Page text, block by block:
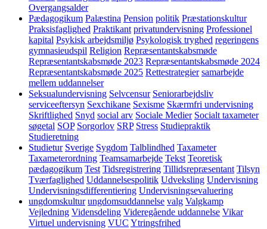
Overgangsalder
Pædagogikum Palæstina Pension politik Præstationskultur
Praksisfaglighed Praktikant privatundervisning Professionel
kapital Psykisk arbejdsmiljø Psykologisk tryghed regeringens
gymnasieudspil Religion Repræsentantskabsmøde
Repræsentantskabsmøde 2023 Repræsentantskabsmøde 2024
Repræsentantskabsmøde 2025 Rettestrategier samarbejde
mellem uddannelser
Seksualundervisning Selvcensur Seniorarbejdsliv
serviceeftersyn Sexchikane Sexisme Skærmfri undervisning
Skriftlighed Snyd social arv Sociale Medier Socialt taxameter
søgetal SOP Sorgorlov SRP Stress Studiepraktik
Studieretning
Studietur Sverige Sygdom Talblindhed Taxameter
Taxameterordning Teamsamarbejde Tekst Teoretisk
pædagogikum Test Tidsregistrering Tillidsrepræsentant Tilsyn
Tværfaglighed Uddannelsespolitik Udveksling Undervisning
Undervisningsdifferentiering Undervisningsevaluering
ungdomskultur ungdomsuddannelse valg Valgkamp
Vejledning Vidensdeling Videregående uddannelse Vikar
Virtuel undervisning VUC Ytringsfrihed